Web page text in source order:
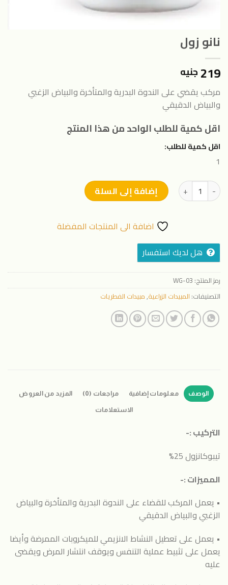
نانو زول
219 جنيه
مركب يقضي على الندوة البدرية والمتأخرة والبياض الزغبي
والبياض الدقيقي
اقل كمية للطلب الواحد من هذا المنتج
اقل كمية للطلب:
1
كمية نانو زول إضافة إلى السلة
اضافة الى المنتجات المفضلة
هل لديك استفسار
رمز المنتج: WG-03
التصنيفات: المبيدات الزراعية,مبيدات الفطريات
الوصف معلومات إضافية مراجعات (0) المزيد من العروض
الاستعلامات
التركيب :-
تيبوكانزول 25%
المميزات :-
• يعمل المركب للقضاء على الندوة البدرية والمتأخرة والبياض
الزغبي والبياض الدقيقي
• يعمل على تعطيل النشاط الانزيمي للميكروبات الممرضة وأيضا
يعمل على تثبيط عملية التنفس ويوقف انتشار المرض ويقضى
عليه